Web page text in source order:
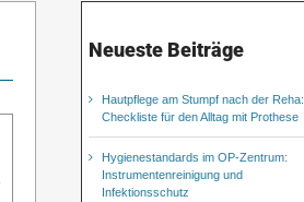
Neueste Beiträge
Hautpflege am Stumpf nach der Reha:
Checkliste für den Alltag mit Prothese
Hygienestandards im OP-Zentrum:
Instrumentenreinigung und
Infektionsschutz